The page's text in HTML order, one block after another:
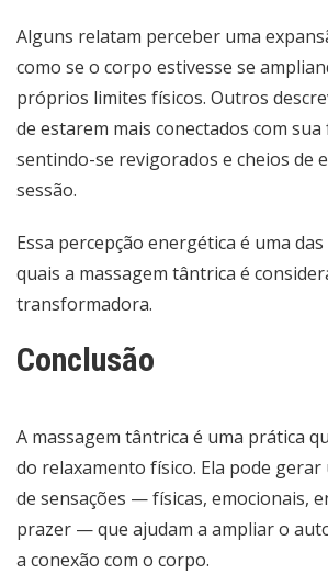
Alguns relatam perceber uma
como se o corpo estivesse se
próprios limites físicos. Outros
de estarem mais conectados com
sentindo-se revigorados e cheios de
sessão.
Essa percepção energética é uma
quais a massagem tântrica é
transformadora.
Conclusão
A massagem tântrica é uma prática
do relaxamento físico. Ela pode gerar
de sensações — físicas, emocionais,
prazer — que ajudam a ampliar o
a conexão com o corpo.